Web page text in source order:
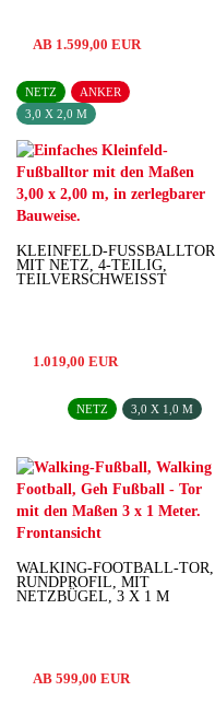
AB 1.599,00 EUR
NETZ
ANKER
3,0 X 2,0 M
KLEINFELD-FUSSBALLTOR M
IT NETZ, 4-TEILIG, T
EILVERSCHWEISST
1.019,00 EUR
NETZ 3,0 X 1,0 M
WALKING-FOOTBALL-TOR,
RUNDPROFIL, MIT
NETZBÜGEL, 3 X 1 M
AB 599,00 EUR